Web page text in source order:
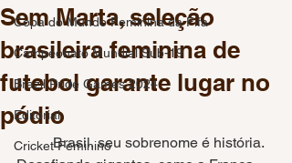
Copa do Mundo Feminina da Fifa
Campeonato Mundial Sub-19
Brazil Pride Games 2024
Editorial
Cricket Feminino
Sem Marta, seleção
brasileira feminina de
futebol garante lugar no
pódio
	Brasil, seu sobrenome é história.